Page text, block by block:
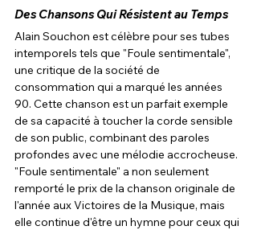
Des Chansons Qui Résistent au Temps
Alain Souchon est célèbre pour ses tubes
intemporels tels que "Foule sentimentale",
une critique de la société de
consommation qui a marqué les années
90. Cette chanson est un parfait exemple
de sa capacité à toucher la corde sensible
de son public, combinant des paroles
profondes avec une mélodie accrocheuse.
"Foule sentimentale" a non seulement
remporté le prix de la chanson originale de
l'année aux Victoires de la Musique, mais
elle continue d'être un hymne pour ceux qui